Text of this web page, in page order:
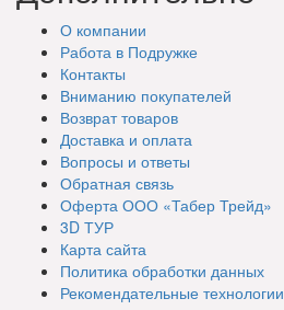
О компании
Работа в Подружке
Контакты
Вниманию покупателей
Возврат товаров
Доставка и оплата
Вопросы и ответы
Обратная связь
Оферта ООО «Табер Трейд»
3D ТУР
Карта сайта
Политика обработки данных
Рекомендательные технологии